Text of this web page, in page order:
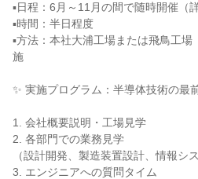
▪️日程：6月～11月の間で随時開催（
▪️時間：半日程度
▪️方法：本社大浦工場または飛鳥工
施
✨ 実施プログラム：半導体技術の最
1. 会社概要説明・工場見学
2. 各部門での業務見学
（設計開発、製造装置設計、情報シス
3. エンジニアへの質問タイム